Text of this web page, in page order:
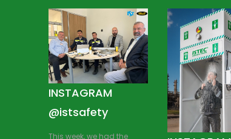
INSTAGRAM
@istsafety
This week, we had the